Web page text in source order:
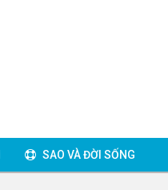
SAO VÀ ĐỜI SỐNG